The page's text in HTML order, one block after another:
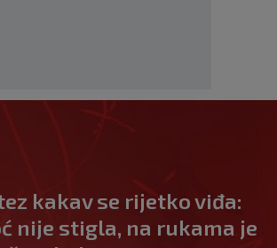
kakav se rijetko viđa:
nije stigla, na rukama je